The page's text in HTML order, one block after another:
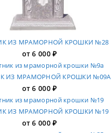
ИЗ МРАМОРНОЙ КРОШКИ №28
от6 000₽
ИЗ МРАМОРНОЙ КРОШКИ №09А
от6 000₽
ИЗ МРАМОРНОЙ КРОШКИ №19
от6 000₽